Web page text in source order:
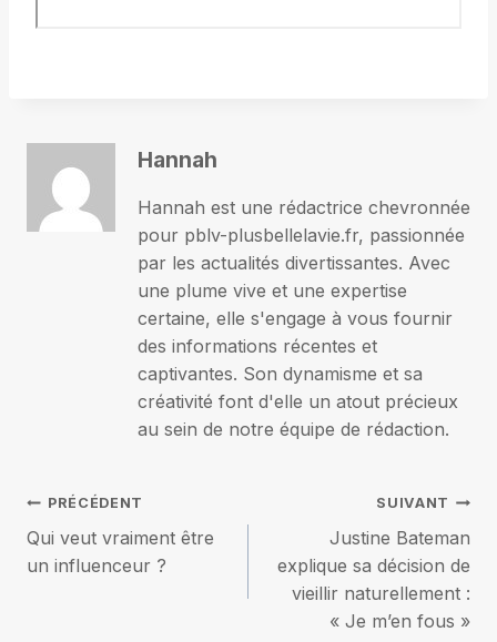
Hannah
Hannah est une rédactrice chevronnée
pour pblv-plusbellelavie.fr, passionnée
par les actualités divertissantes. Avec
une plume vive et une expertise
certaine, elle s'engage à vous fournir
des informations récentes et
captivantes. Son dynamisme et sa
créativité font d'elle un atout précieux
au sein de notre équipe de rédaction.
Navigation
de
PRÉCÉDENT
Qui veut vraiment être
un influenceur ?
SUIVANT
Justine Bateman
explique sa décision de
vieillir naturellement :
« Je m’en fous »